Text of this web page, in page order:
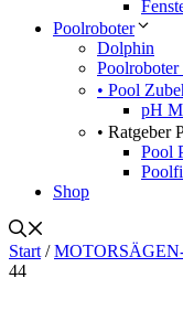
Poolroboter
Dolphin
• Pool
pH
• Ratgeber
Pool
Shop
Start /
44